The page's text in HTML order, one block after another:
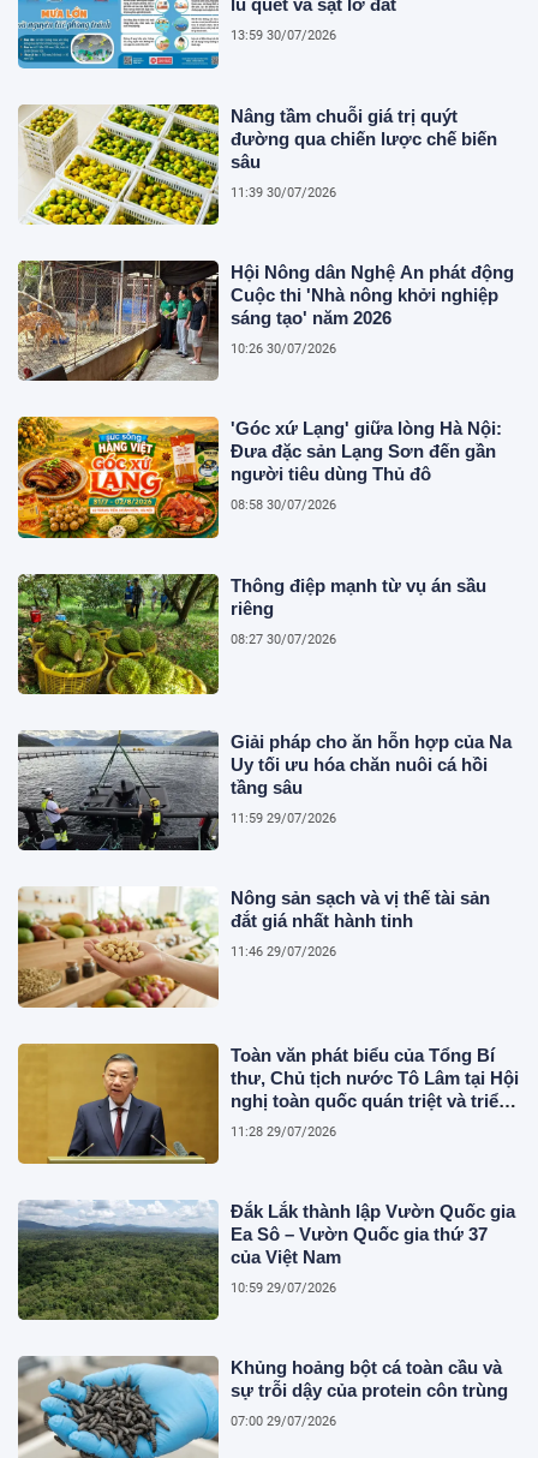
lũ quét và sạt lở đất
13:59 30/07/2026
Nâng tầm chuỗi giá trị quýt
đường qua chiến lược chế biến
sâu
11:39 30/07/2026
Hội Nông dân Nghệ An phát động
Cuộc thi 'Nhà nông khởi nghiệp
sáng tạo' năm 2026
10:26 30/07/2026
'Góc xứ Lạng' giữa lòng Hà Nội:
Đưa đặc sản Lạng Sơn đến gần
người tiêu dùng Thủ đô
08:58 30/07/2026
Thông điệp mạnh từ vụ án sầu
riêng
08:27 30/07/2026
Giải pháp cho ăn hỗn hợp của Na
Uy tối ưu hóa chăn nuôi cá hồi
tầng sâu
11:59 29/07/2026
Nông sản sạch và vị thế tài sản
đắt giá nhất hành tinh
11:46 29/07/2026
Toàn văn phát biểu của Tổng Bí
thư, Chủ tịch nước Tô Lâm tại Hội
nghị toàn quốc quán triệt và triển
khai thực hiện Nghị quyết Hội
11:28 29/07/2026
Đắk Lắk thành lập Vườn Quốc gia
Ea Sô – Vườn Quốc gia thứ 37
của Việt Nam
10:59 29/07/2026
Khủng hoảng bột cá toàn cầu và
sự trỗi dậy của protein côn trùng
07:00 29/07/2026